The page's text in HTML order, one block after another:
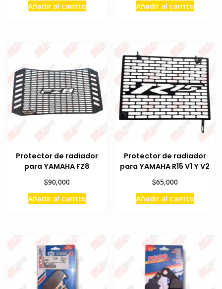
Añadir al carrito Añadir al carrito
Protector de radiador
para YAMAHA FZ8
$90,000
Añadir al carrito
Protector de radiador
para YAMAHA R15 V1 Y V2
$65,000
Añadir al carrito